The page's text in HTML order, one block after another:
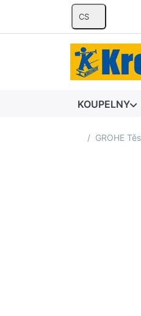
CS
KOUPELNY
Domovská
GROHE